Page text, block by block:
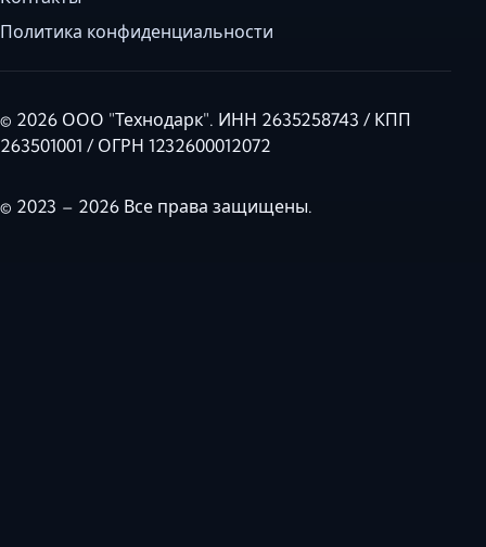
Политика конфиденциальности
© 2026 ООО "Технодарк". ИНН 2635258743 / КПП
263501001 / ОГРН 1232600012072
© 2023 – 2026 Все права защищены.